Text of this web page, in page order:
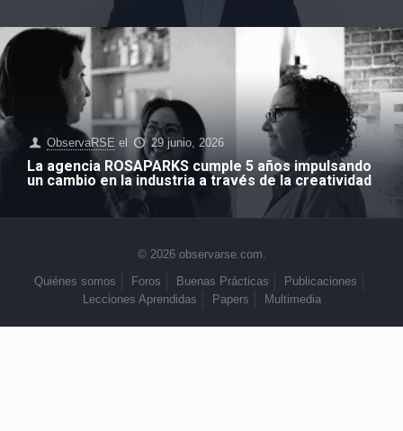
ObservaRSE el 29 junio, 2026
La agencia ROSAPARKS cumple 5 años impulsando
un cambio en la industria a través de la creatividad
© 2026 observarse.com.
Quiénes somos
Foros Buenas Prácticas
Publicaciones
Lecciones Aprendidas
Papers Multimedia